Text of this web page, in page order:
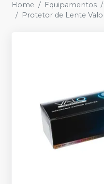
Home Equipamentos
Protetor de Lente Valo